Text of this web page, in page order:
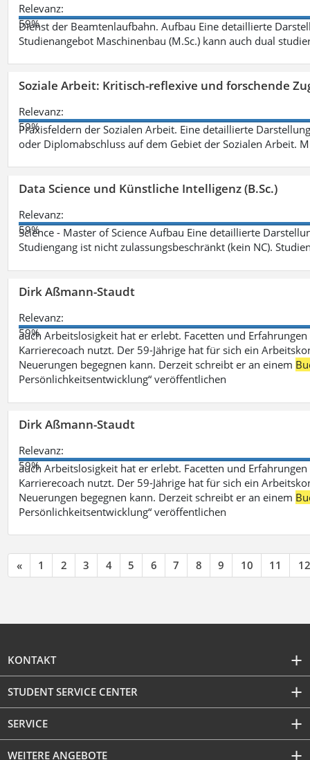
Relevanz:
59%
Dienst der Beamtenlaufbahn. Aufbau Eine detaillierte
Studienangebot Maschinenbau (M.Sc.) kann auch dual
Soziale Arbeit: Kritisch-reflexive und forschende
Relevanz:
59%
Praxisfeldern der Sozialen Arbeit. Eine detaillierte
oder Diplomabschluss auf dem Gebiet der Sozialen Arbeit.
Data Science und Künstliche Intelligenz (B.Sc.)
Relevanz:
59%
Science - Master of Science Aufbau Eine detaillierte
Studiengang ist nicht zulassungsbeschränkt (kein NC).
Dirk Aßmann-Staudt
Relevanz:
59%
auch Arbeitslosigkeit hat er erlebt. Facetten und
Karrierecoach nutzt. Der 59-Jährige hat für sich ein
Neuerungen begegnen kann. Derzeit schreibt er an einem
Persönlichkeitsentwicklung“ veröffentlichen
Dirk Aßmann-Staudt
Relevanz:
59%
auch Arbeitslosigkeit hat er erlebt. Facetten und
Karrierecoach nutzt. Der 59-Jährige hat für sich ein
Neuerungen begegnen kann. Derzeit schreibt er an einem
Persönlichkeitsentwicklung“ veröffentlichen
« 1 2 3 4 5 6 7 8 9 10 11 12
KONTAKT
STUDENT SERVICE CENTER
SERVICE
WEITERE ANGEBOTE